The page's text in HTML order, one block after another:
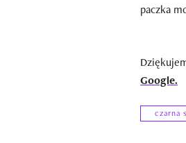
paczka
Google.
czarna